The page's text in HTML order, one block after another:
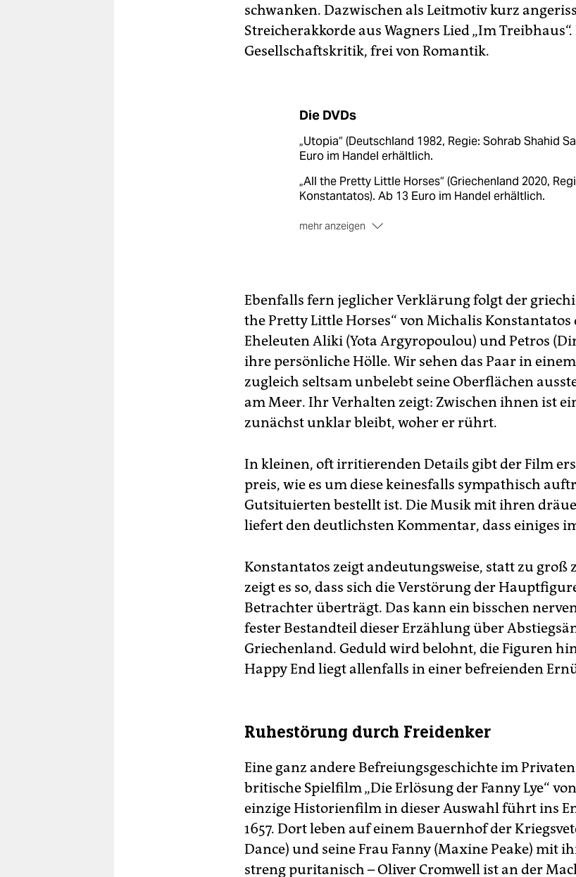
schwanken. Dazwischen als Leitmotiv kurz
Streicherakkorde aus Wagners Lied „Im
Gesellschaftskritik, frei von Romantik.
Die DVDs
„Utopia“ (Deutschland 1982, Regie: Sohrab Shahid
Euro im Handel erhältlich.
„All the Pretty Little Horses“ (Griechenland 2020,
Konstantatos). Ab 13 Euro im Handel erhältlich.
mehr anzeigen
im Handel erhältlich.
„The Climb“ (USA 2019, Regie: Michael Angelo
im Handel erhältlich.
Ebenfalls fern jeglicher Verklärung folgt der
the Pretty Little Horses“ von Michalis
Eheleuten Aliki (Yota Argyropoulou) und Petros
ihre persönliche Hölle. Wir sehen das Paar in
zugleich seltsam unbelebt seine Oberflächen
am Meer. Ihr Verhalten zeigt: Zwischen ihnen ist
zunächst unklar bleibt, woher er rührt.
In kleinen, oft irritierenden Details gibt der Film
preis, wie es um diese keinesfalls sympathisch
Gutsituierten bestellt ist. Die Musik mit ihren
liefert den deutlichsten Kommentar, dass einiges
Konstantatos zeigt andeutungsweise, statt zu groß
zeigt es so, dass sich die Verstörung der
Betrachter überträgt. Das kann ein bisschen
fester Bestandteil dieser Erzählung über
Griechenland. Geduld wird belohnt, die Figuren
Happy End liegt allenfalls in einer befreienden
Ruhestörung durch Freidenker
Eine ganz andere Befreiungsgeschichte im
britische Spielfilm „Die Erlösung der Fanny Lye“
einzige Historienfilm in dieser Auswahl führt ins
1657. Dort leben auf einem Bauernhof der
Dance) und seine Frau Fanny (Maxine Peake) mit
streng puritanisch – Oliver Cromwell ist an der